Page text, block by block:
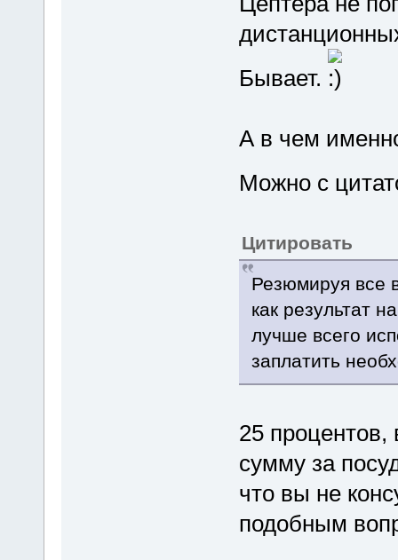
Бывает.
А в чем
Можно с
Цитировать
Резюмируя все
как результат
лучше всего
заплатить
25
сумму за
что вы не
подобным